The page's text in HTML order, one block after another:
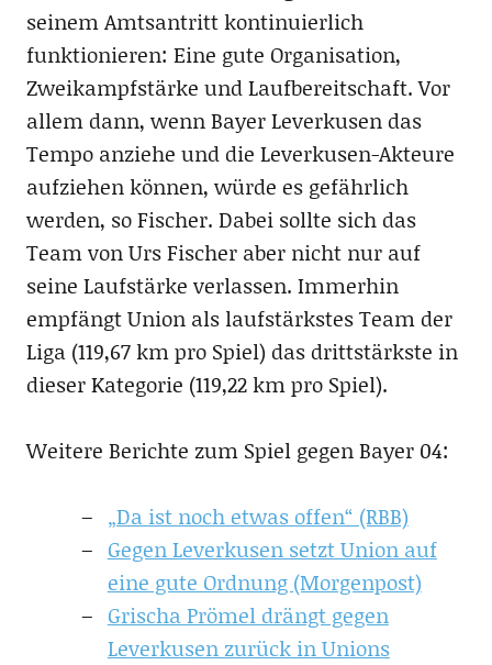
seinem Amtsantritt kontinuierlich
funktionieren: Eine gute Organisation,
Zweikampfstärke und Laufbereitschaft. Vor
allem dann, wenn Bayer Leverkusen das
Tempo anziehe und die Leverkusen-Akteure
aufziehen können, würde es gefährlich
werden, so Fischer. Dabei sollte sich das
Team von Urs Fischer aber nicht nur auf
seine Laufstärke verlassen. Immerhin
empfängt Union als laufstärkstes Team der
Liga (119,67 km pro Spiel) das drittstärkste in
dieser Kategorie (119,22 km pro Spiel).
Weitere Berichte zum Spiel gegen Bayer 04:
„Da ist noch etwas offen“ (RBB)
Gegen Leverkusen setzt Union auf
eine gute Ordnung (Morgenpost)
Grischa Prömel drängt gegen
Leverkusen zurück in Unions